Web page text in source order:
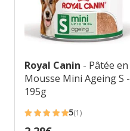
Royal Canin - Pâtée en
Mousse Mini Ageing S -
195g
5
5(1)